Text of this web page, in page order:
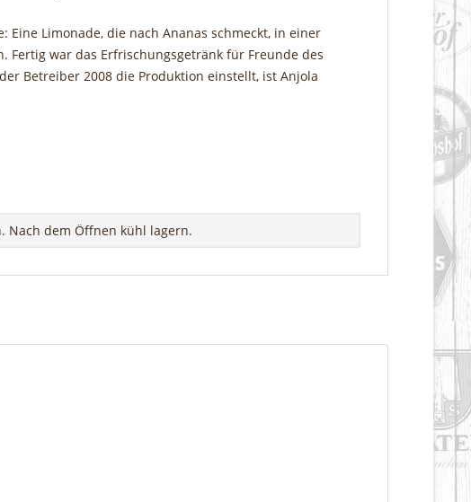
Limonade, die nach Ananas schmeckt, in einer
Fertig war das Erfrischungsgetränk für Freunde des
Betreiber 2008 die Produktion einstellt, ist Anjola
Nach dem Öffnen kühl lagern.